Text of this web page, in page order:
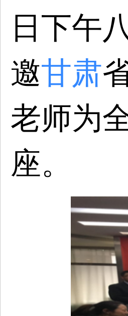
日下午
邀甘肃
老师为
座。